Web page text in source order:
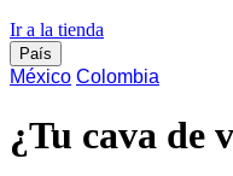
Ir a la tienda
País
México Colombia
¿Tu cava de